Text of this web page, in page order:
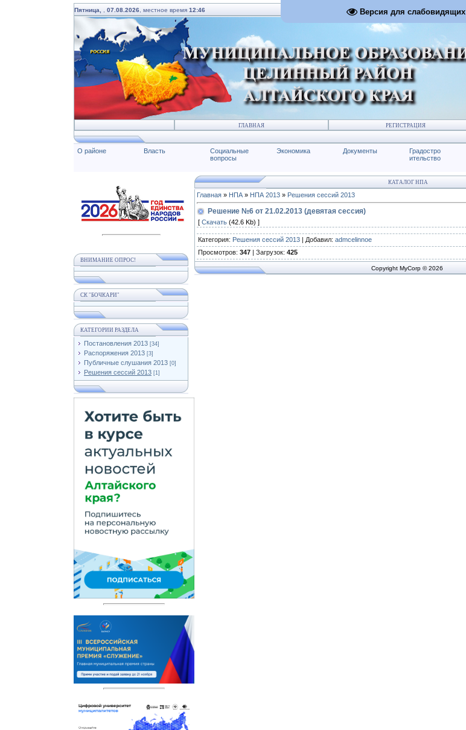
Версия для слабовидящих
Пятница, 07.08.2026 , местное время 12:46
ГЛАВНАЯ РЕГИСТРАЦИЯ
О районе Власть
Социальные
вопросы
Экономика Документы
Градостро
ительство
ВНИМАНИЕ ОПРОС!
СК "БОЧКАРИ"
КАТЕГОРИИ РАЗДЕЛА
Постановления 2013 [34]
Распоряжения 2013 [3]
Публичные слушания 2013 [0]
Решения сессий 2013 [1]
КАТАЛОГ НПА
Главная » НПА » НПА 2013 » Решения сессий 2013
Решение №6 от 21.02.2013 (девятая сессия)
[ Скачать (42.6 Kb) ]
Категория: Решения сессий 2013 | Добавил: admcelinnoe
Просмотров: 347 | Загрузок: 425
Copyright MyCorp © 2026